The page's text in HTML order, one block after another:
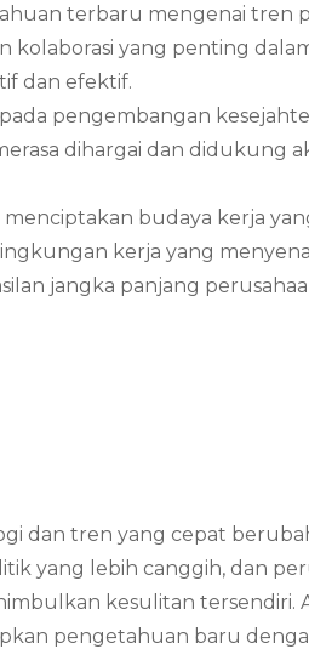
terbaru mengenai tren
yang penting
dan efektif.
pengembangan
dihargai dan didukung
budaya kerja
kerja yang
jangka panjang
dan tren yang cepat
yang lebih canggih, dan
kesulitan tersendiri.
pengetahuan baru